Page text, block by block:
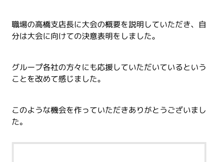
職場の高橋支店長に大会の概要を説明していただき、自
分は大会に向けての決意表明をしました。
グループ各社の方々にも応援していただいているという
ことを改めて感じました。
このような機会を作っていただきありがとうございまし
た。